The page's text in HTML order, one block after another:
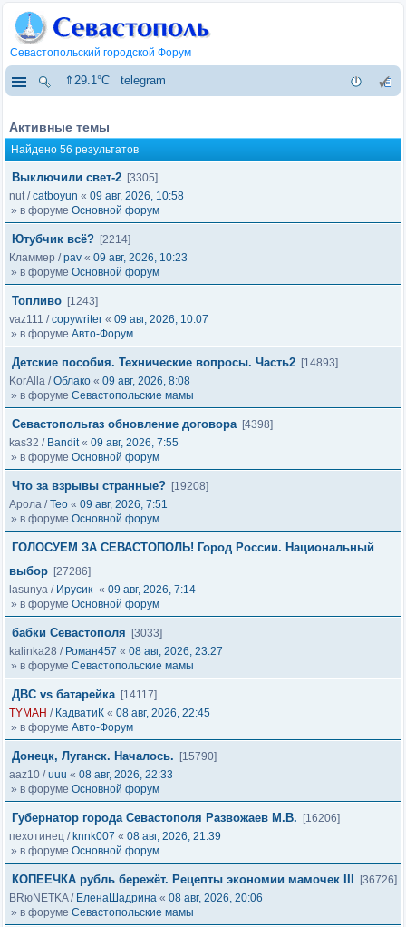
Севастопольский городской Форум
⇑29.1°C telegram
Активные темы
Найдено 56 результатов
Выключили свет-2 [3305]
nut/catboyun « 09 авг, 2026, 10:58
» в форуме Основной форум
Ютубчик всё? [2214]
Кламмер /pav « 09 авг, 2026, 10:23
» в форуме Основной форум
Топливо [1243]
vaz111 /copywriter « 09 авг, 2026, 10:07
» в форуме Авто-Форум
Детские пособия. Технические вопросы. Часть2 [14893]
KorAlla /Облако « 09 авг, 2026, 8:08
» в форуме Севастопольские мамы
Севастопольгаз обновление договора [4398]
kas32 / Bandit« 09 авг, 2026, 7:55
» в форуме Основной форум
Что за взрывы странные? [19208]
Арола /Тео « 09 авг, 2026, 7:51
» в форуме Основной форум
ГОЛОСУЕМ ЗА СЕВАСТОПОЛЬ! Город России. Национальный
выбор [27286]
lasunya / Ирусик- « 09 авг, 2026, 7:14
» в форуме Основной форум
бабки Севастополя
[3033]
kalinka28 / Роман457 « 08 авг, 2026, 23:27
» в форуме Севастопольские мамы
ДВС vs батарейка [14117]
TYMAH / КадватиК « 08 авг, 2026, 22:45
» в форуме Авто-Форум
Донецк, Луганск. Началось.
[15790]
aaz10 /uuu « 08 авг, 2026, 22:33
» в форуме Основной форум
Губернатор города Севастополя Развожаев М.В.
[16206]
пехотинец / knnk007 « 08 авг, 2026, 21:39
» в форуме Основной форум
КОПЕЕЧКА рубль бережёт. Рецепты экономии мамочек III
[36726]
BRюNETKA/ ЕленаШадрина « 08 авг, 2026, 20:06
» в форуме Севастопольские мамы